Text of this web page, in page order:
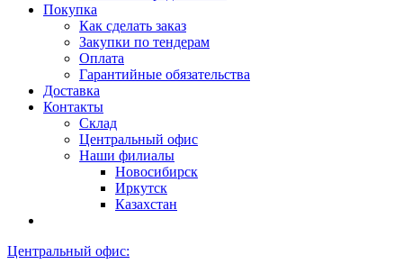
Покупка
Как сделать заказ
Закупки по тендерам
Оплата
Гарантийные обязательства
Доставка
Контакты
Склад
Центральный офис
Наши филиалы
Новосибирск
Иркутск
Казахстан
Центральный офис: